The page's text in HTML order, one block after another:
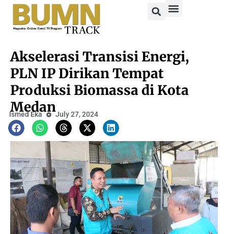
Akselerasi Transisi Energi,
PLN IP Dirikan Tempat
Produksi Biomassa di Kota
Medan
Ismed Eka July 27, 2024